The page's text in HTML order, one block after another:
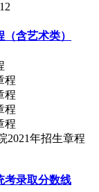
含艺术类）
2021年招生章程
考录取分数线